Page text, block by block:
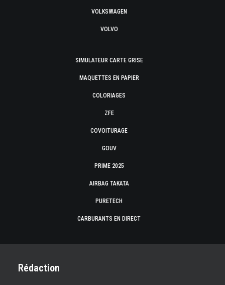
VOLKSWAGEN
VOLVO
SIMULATEUR CARTE GRISE
MAQUETTES EN PAPIER
COLORIAGES
ZFE
COVOITURAGE
GOUV
PRIME 2025
AIRBAG TAKATA
PURETECH
CARBURANTS EN DIRECT
Rédaction